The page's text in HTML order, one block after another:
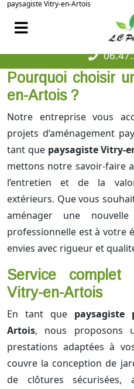
paysagiste Vitry-en-Artois
Pourquoi choisir
en-Artois ?
Notre entreprise vous
projets d’aménagement
tant que paysagiste Vitry-
mettons notre savoir-faire
l’entretien et de la
extérieurs. Que vous
aménager une
professionnelle est à votre
envies avec rigueur et
Service
Vitry-en-Artois
En tant que paysagiste
Artois, nous proposons
prestations adaptées à
couvre la conception de
de clôtures sécurisées,